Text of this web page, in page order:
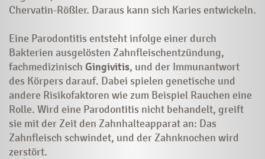
Chervatin-Rößler. Daraus kann sich Karies entwickeln.
Eine Parodontitis entsteht infolge einer durch
Bakterien ausgelösten Zahnfleischentzündung,
fachmedizinisch Gingivitis, und der Immunantwort
des Körpers darauf. Dabei spielen genetische und
andere Risikofaktoren wie zum Beispiel Rauchen eine
Rolle. Wird eine Parodontitis nicht behandelt, greift
sie mit der Zeit den Zahnhalteapparat an: Das
Zahnfleisch schwindet, und der Zahnknochen wird
zerstört.